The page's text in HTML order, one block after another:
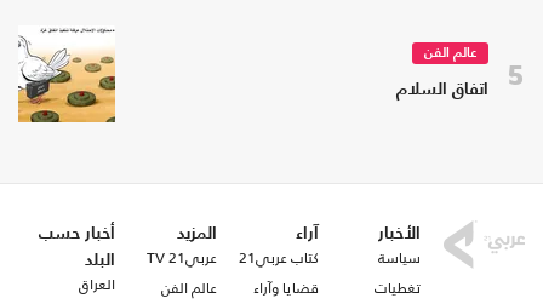
5
عالم الفن
اتفاق السلام
الأخبار
سياسة
تغطيات
آراء
كتاب عربي21
قضايا وآراء
المزيد
عربي21 TV
عالم الفن
أخبار حسب
البلد
العراق